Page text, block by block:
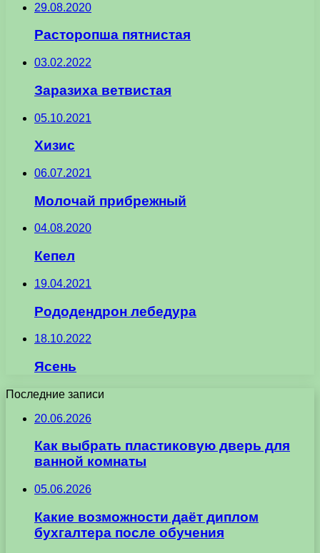
29.08.2020
Расторопша пятнистая
03.02.2022
Заразиха ветвистая
05.10.2021
Хизис
06.07.2021
Молочай прибрежный
04.08.2020
Кепел
19.04.2021
Рододендрон лебедура
18.10.2022
Ясень
Последние записи
20.06.2026
Как выбрать пластиковую дверь для
ванной комнаты
05.06.2026
Какие возможности даёт диплом
бухгалтера после обучения